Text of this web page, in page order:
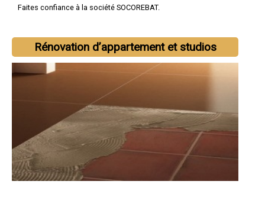
Faites confiance à la société SOCOREBAT.
Rénovation d’appartement et studios